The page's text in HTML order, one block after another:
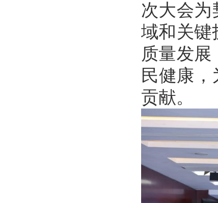
次大会为
域和关键
质量发
民健康
贡献。